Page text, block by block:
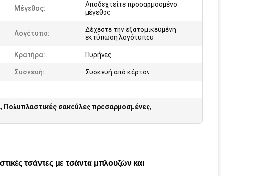
Μέγεθος:
Αποδεχτείτε προσαρμοσμένο
μέγεθος
Λογότυπο:
Δέχεστε την εξατομικευμένη
εκτύπωση λογότυπου
Κρατήρα: Πυρήνες
Συσκευή: Συσκευή από κάρτον
, Πολυπλαστικές σακούλες προσαρμοσμένες,
τσάντες με τσάντα μπλουζών και